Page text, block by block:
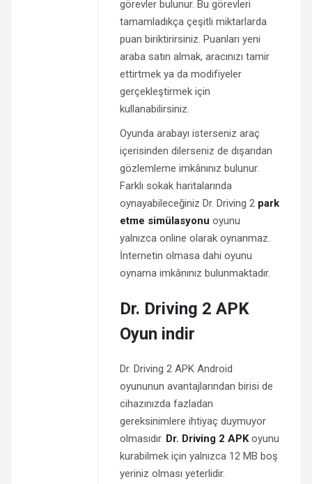
görevler bulunur. Bu görevleri
tamamladıkça çeşitli miktarlarda
puan biriktirirsiniz. Puanları yeni
araba satın almak, aracınızı tamir
ettirtmek ya da modifiyeler
gerçekleştirmek için
kullanabilirsiniz.
Oyunda arabayı isterseniz araç
içerisinden dilerseniz de dışarıdan
gözlemleme imkânınız bulunur.
Farklı sokak haritalarında
oynayabileceğiniz Dr. Driving 2 park
etme simülasyonu oyunu
yalnızca online olarak oynanmaz.
İnternetin olmasa dahi oyunu
oynama imkânınız bulunmaktadır.
Dr. Driving 2 APK
Oyun indir
Dr. Driving 2 APK Android
oyununun avantajlarından birisi de
cihazınızda fazladan
gereksinimlere ihtiyaç duymuyor
olmasıdır. Dr. Driving 2 APKoyunu
kurabilmek için yalnızca 12 MB boş
yeriniz olması yeterlidir.